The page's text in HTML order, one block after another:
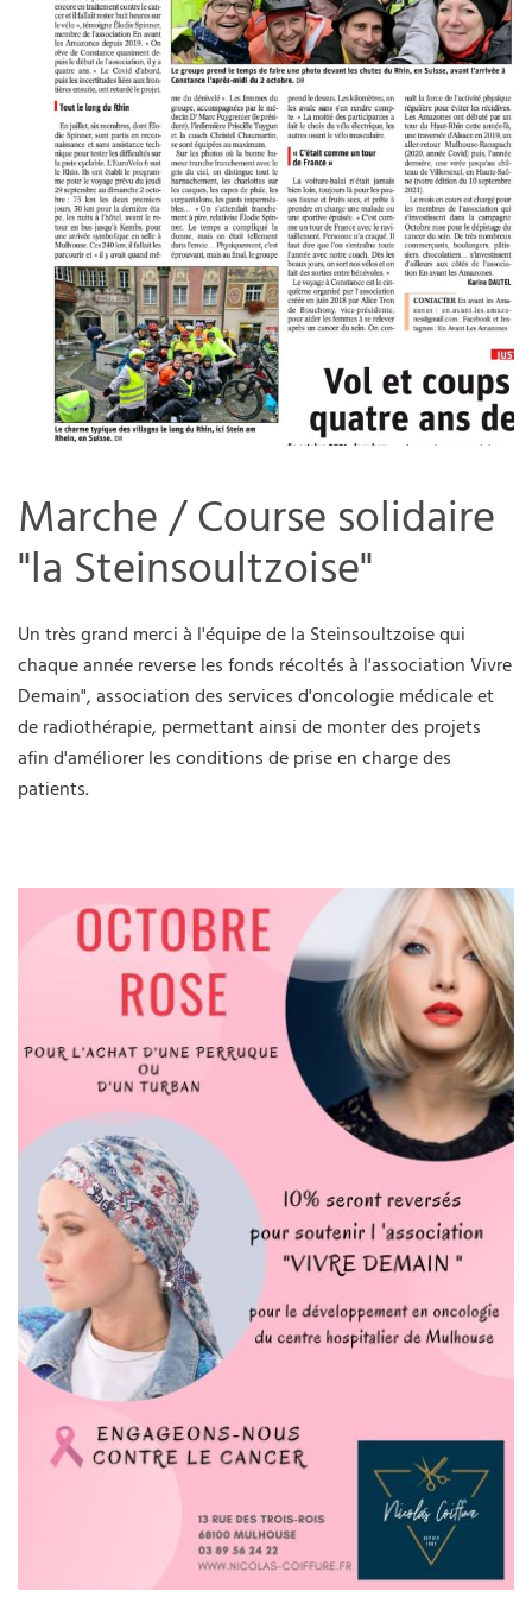
Marche / Course solidaire
"la Steinsoultzoise"
Un très grand merci à l'équipe de la Steinsoultzoise qui
chaque année reverse les fonds récoltés à l'association Vivre
Demain", association des services d'oncologie médicale et
de radiothérapie, permettant ainsi de monter des projets
afin d'améliorer les conditions de prise en charge des
patients.